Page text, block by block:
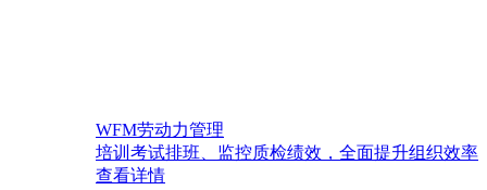
WFM劳动力管理
培训考试排班、监控质检绩效，全面提升组织效率
查看详情